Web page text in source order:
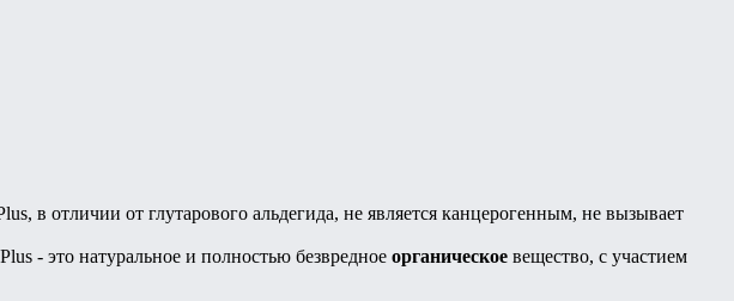
в отличии от глутарового альдегида, не является канцерогенным, не вызывает
- это натуральное и полностью безвредное органическое вещество, с участием